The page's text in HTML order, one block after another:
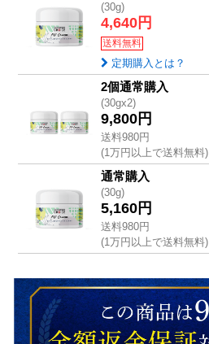
(30g)
4,640円
送料無料
定期購入とは？
2個通常購入
(30gx2)
9,800円
送料980円
(1万円以上で送料無料)
通常購入
(30g)
5,160円
送料980円
(1万円以上で送料無料)